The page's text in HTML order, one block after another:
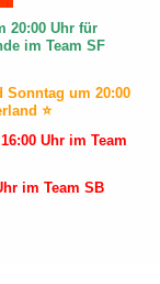
20:00 Uhr für
im Team SF
Sonntag um 20:00
⭐
Uhr im Team
im Team SB